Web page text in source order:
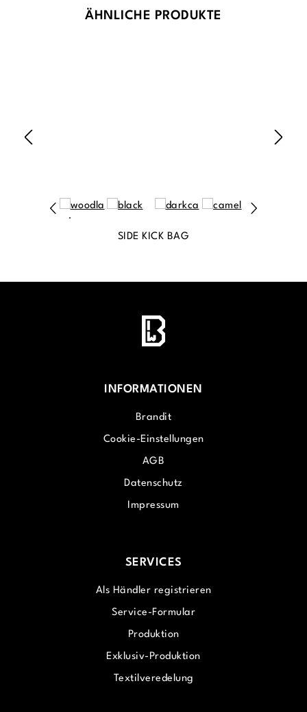
Produktgalerie überspringen
ÄHNLICHE PRODUKTE
SIDE KICK BAG
INFORMATIONEN
Brandit
Cookie-Einstellungen
AGB
Datenschutz
Impressum
SERVICES
Als Händler registrieren
Service-Formular
Produktion
Exklusiv-Produktion
Textilveredelung